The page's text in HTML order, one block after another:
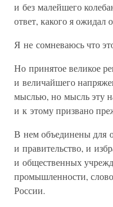
и без малейшего
ответ, какого я
Я не сомневаюсь что
Но принятое великое
и величайшего
мыслью, но мысль эту
и к этому призвано
В нем объединены для
и правительство, и
и общественных
промышленности,
России.